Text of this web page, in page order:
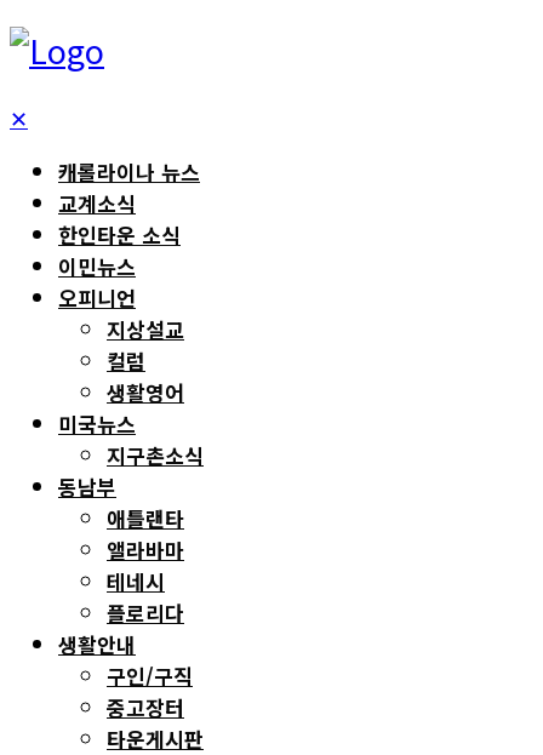
✕
캐롤라이나 뉴스
교계소식
한인타운 소식
이민뉴스
오피니언
지상설교
컬럼
생활영어
미국뉴스
지구촌소식
동남부
애틀랜타
앨라바마
테네시
플로리다
생활안내
구인/구직
중고장터
타운게시판